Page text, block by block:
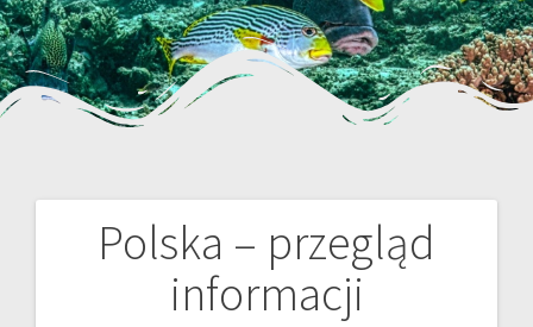
Polska – przegląd
informacji
Nawigacja